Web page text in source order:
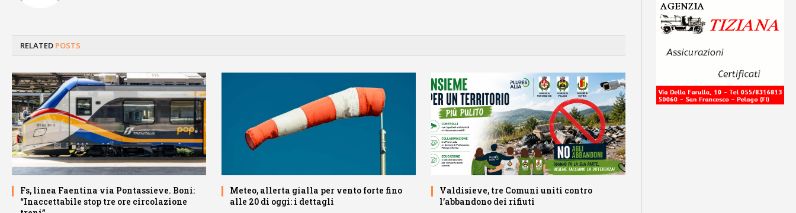
RELATED POSTS
Fs, linea Faentina via Pontassieve. Boni:
“Inaccettabile stop tre ore circolazione
Meteo, allerta gialla per vento forte fino
alle 20 di oggi: i dettagli
Valdisieve, tre Comuni uniti contro
l’abbandono dei rifiuti